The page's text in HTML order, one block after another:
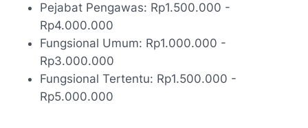
Pejabat Pengawas: Rp1.500.000 -
Rp4.000.000
Fungsional Umum: Rp1.000.000 -
Rp3.000.000
Fungsional Tertentu: Rp1.500.000 -
Rp5.000.000